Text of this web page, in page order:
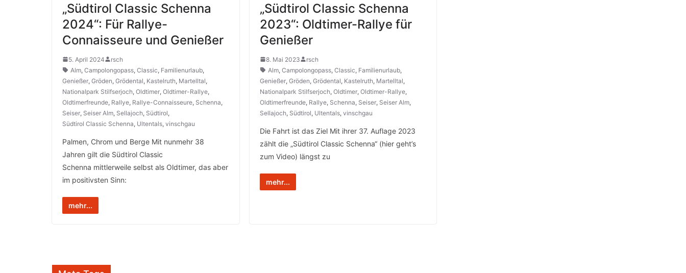
„Südtirol Classic Schenna
2024“: Für Rallye-
Connaisseure und Genießer
5. April 2024
rsch
Alm, Campolongopass, Classic, Familienurlaub,
Genießer, Gröden, Grödental, Kastelruth, Martelltal,
Nationalpark Stilfserjoch, Oldtimer, Oldtimer-Rallye,
Oldtimerfreunde, Rallye, Rallye-Connaisseure, Schenna,
Seiser, Seiser Alm, Sellajoch, Südtirol,
Südtirol Classic Schenna, Ultentals, vinschgau
Palmen, Chrom und Berge Mit nunmehr 38
Jahren gilt die Südtirol Classic
Schenna mittlerweile selbst als Oldtimer, das aber
im positivsten Sinn:
mehr...
„Südtirol Classic Schenna
2023“: Oldtimer-Rallye für
Genießer
8. Mai 2023
rsch
Alm, Campolongopass, Classic, Familienurlaub,
Genießer, Gröden, Grödental, Kastelruth, Martelltal,
Nationalpark Stilfserjoch, Oldtimer, Oldtimer-Rallye,
Oldtimerfreunde, Rallye, Schenna, Seiser, Seiser Alm,
Sellajoch, Südtirol, Ultentals, vinschgau
Die Fahrt ist das Ziel Mit ihrer 37. Auflage 2023
zählt die „Südtirol Classic Schenna“ (hier geht’s
zum Video) längst zu
mehr...